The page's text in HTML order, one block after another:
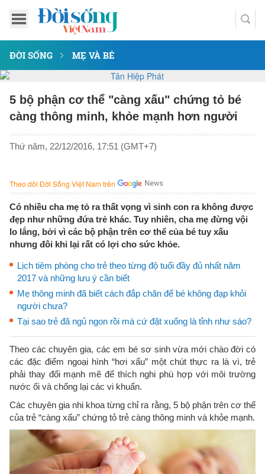
ĐỜI SỐNG MẸ VÀ BÉ
5 bộ phận cơ thể "càng xấu" chứng tỏ bé
càng thông minh, khỏe mạnh hơn người
Thứ năm, 22/12/2016, 17:51 (GMT+7)
Theo dõi Đời Sống Việt Nam trên
Có nhiều cha mẹ tỏ ra thất vọng vì sinh con ra không được
đẹp như những đứa trẻ khác. Tuy nhiên, cha mẹ đừng vội
lo lắng, bởi vì các bộ phận trên cơ thể của bé tuy xấu
nhưng đôi khi lại rất có lợi cho sức khỏe.
Lịch tiêm phòng cho trẻ theo từng độ tuổi đầy đủ nhất năm
2017 và những lưu ý cần biết
Mẹ thông minh đã biết cách đắp chăn để bé không đạp khỏi
người chưa?
Tại sao trẻ đã ngủ ngon rồi mà cứ đặt xuống là tỉnh như sáo?
Theo các chuyên gia, các em bé sơ sinh vừa mới chào đời có
các đặc điểm ngoại hình “hơi xấu” một chút thực ra là vì, trẻ
phải thay đổi mạnh mẽ để thích nghi phù hợp với môi trường
nước ối và chống lại các vi khuẩn.
Các chuyên gia nhi khoa từng chỉ ra rằng, 5 bộ phận trên cơ thể
của trẻ “càng xấu” chứng tỏ trẻ càng thông minh và khỏe mạnh.